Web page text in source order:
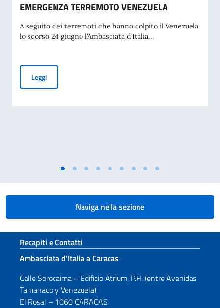
EMERGENZA TERREMOTO VENEZUELA
A seguito dei terremoti che hanno colpito il Venezuela
lo scorso 24 giugno l’Ambasciata d’Italia...
LeggiEMERGENZA TERREMOTO VENEZUELA
Naviga nella sezione
Sezione footer
Recapiti e Contatti
Ambasciata d’Italia a Caracas
Calle Sorocaima – Edificio Atrium, P.H. (entre Avenidas
Tamanaco y Venezuela)
El Rosal – 1060 CARACAS